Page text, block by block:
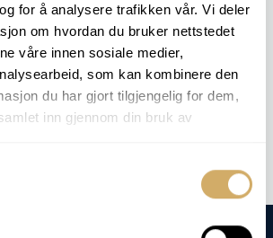
for å analysere trafikken vår. Vi deler
om hvordan du bruker nettstedet
våre innen sosiale medier,
som kan kombinere den
du har gjort tilgjengelig for dem,
inn gjennom din bruk av
RELEVANTES
incluída em nenhum pacote de análises
realizá-la mediante pedido.
-Ponto de Nuvem